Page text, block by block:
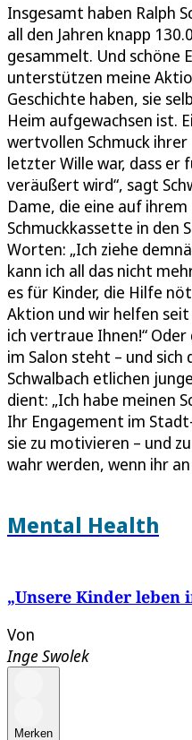
Insgesamt haben Ralph
all den Jahren knapp
gesammelt. Und schöne
unterstützen meine
Geschichte haben, sie
Heim aufgewachsen ist.
wertvollen Schmuck
letzter Wille war, dass er
veräußert wird“, sagt
Dame, die eine auf
Schmuckkassette in den
Worten: „Ich ziehe
kann ich all das nicht
es für Kinder, die Hilfe
Aktion und wir helfen seit
ich vertraue Ihnen!“
im Salon steht – und sich
Schwalbach etlichen
dient: „Ich habe meinen
Ihr Engagement im
sie zu motivieren – und
wahr werden, wenn ihr
Mental Health
„Unsere Kinder leben
Von
Inge Swolek
Merken